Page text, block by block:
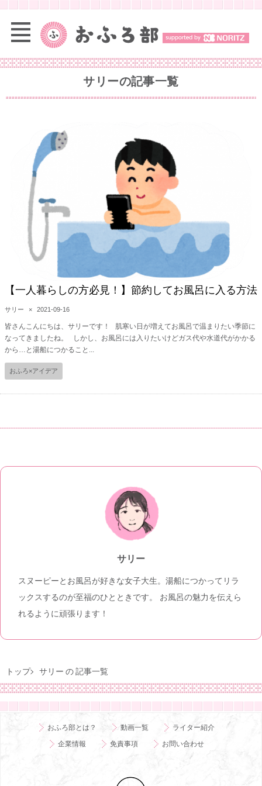
サリーの記事一覧
【一人暮らしの方必見！】節約してお風呂に入る方法
サリー × 2021-09-16
皆さんこんにちは、サリーです！ 肌寒い日が増えてお風呂で温まりたい季節に
なってきましたね。 しかし、お風呂には入りたいけどガス代や水道代がかかる
から…と湯船につかること...
おふろ×アイデア
サリー
スヌーピーとお風呂が好きな女子大生。湯船につかってリラ
ックスするのが至福のひとときです。 お風呂の魅力を伝えら
れるように頑張ります！
トップ サリー の 記事一覧
おふろ部とは？ 動画一覧
ライター紹介
企業情報
免責事項 お問い合わせ